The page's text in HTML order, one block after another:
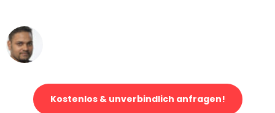
Kostenlos & unverbindlich anfragen!